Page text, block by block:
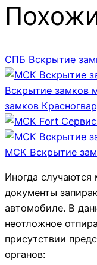
СПБ Вскрытие
Вскрытие замков
замков
МСК Вскрытие
Иногда
документы
автомобиле. В
неотложное
присутствии
органов: